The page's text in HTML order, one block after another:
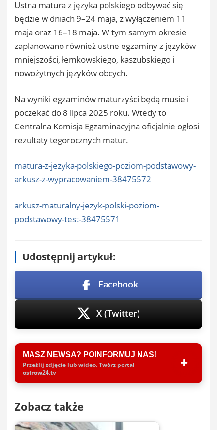
Ustna matura z języka polskiego odbywać się
będzie w dniach 9–24 maja, z wyłączeniem 11
maja oraz 16–18 maja. W tym samym okresie
zaplanowano również ustne egzaminy z języków
mniejszości, łemkowskiego, kaszubskiego i
nowożytnych języków obcych.
Na wyniki egzaminów maturzyści będą musieli
poczekać do 8 lipca 2025 roku. Wtedy to
Centralna Komisja Egzaminacyjna oficjalnie ogłosi
rezultaty tegorocznych matur.
matura-z-jezyka-polskiego-poziom-podstawowy-
arkusz-z-wypracowaniem-38475572
arkusz-maturalny-jezyk-polski-poziom-
podstawowy-test-38475571
Udostępnij artykuł:
Facebook
X (Twitter)
MASZ NEWSA? POINFORMUJ NAS!
Prześlij zdjęcie lub wideo. Twórz portal
ostrow24.tv
Zobacz także